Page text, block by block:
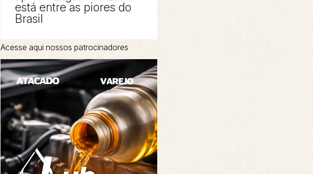
está entre as piores do
Brasil
Acesse aqui nossos patrocinadores